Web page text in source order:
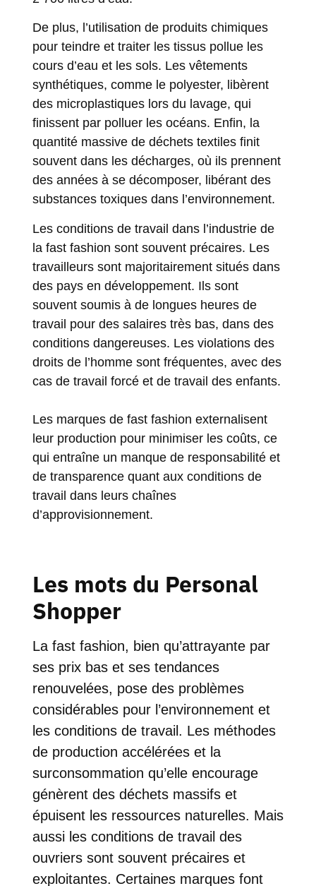
De plus, l’utilisation de produits chimiques
pour teindre et traiter les tissus pollue les
cours d’eau et les sols. Les vêtements
synthétiques, comme le polyester, libèrent
des microplastiques lors du lavage, qui
finissent par polluer les océans. Enfin, la
quantité massive de déchets textiles finit
souvent dans les décharges, où ils prennent
des années à se décomposer, libérant des
substances toxiques dans l’environnement.
Les conditions de travail dans l’industrie de
la fast fashion sont souvent précaires. Les
travailleurs sont majoritairement situés dans
des pays en développement. Ils sont
souvent soumis à de longues heures de
travail pour des salaires très bas, dans des
conditions dangereuses. Les violations des
droits de l’homme sont fréquentes, avec des
cas de travail forcé et de travail des enfants.
Les marques de fast fashion externalisent
leur production pour minimiser les coûts, ce
qui entraîne un manque de responsabilité et
de transparence quant aux conditions de
travail dans leurs chaînes
d’approvisionnement.
Les mots du Personal
Shopper
La fast fashion, bien qu’attrayante par
ses prix bas et ses tendances
renouvelées, pose des problèmes
considérables pour l’environnement et
les conditions de travail. Les méthodes
de production accélérées et la
surconsommation qu’elle encourage
génèrent des déchets massifs et
épuisent les ressources naturelles. Mais
aussi les conditions de travail des
ouvriers sont souvent précaires et
exploitantes. Certaines marques font